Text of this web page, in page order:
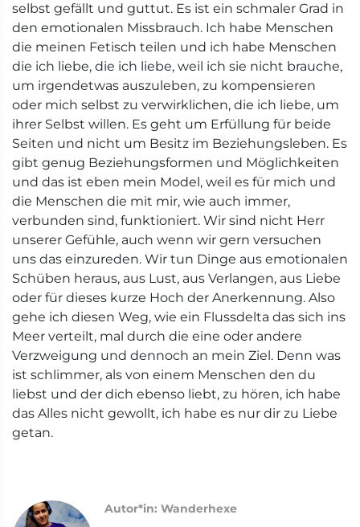
selbst gefällt und guttut. Es ist ein schmaler Grad in
den emotionalen Missbrauch. Ich habe Menschen
die meinen Fetisch teilen und ich habe Menschen
die ich liebe, die ich liebe, weil ich sie nicht brauche,
um irgendetwas auszuleben, zu kompensieren
oder mich selbst zu verwirklichen, die ich liebe, um
ihrer Selbst willen. Es geht um Erfüllung für beide
Seiten und nicht um Besitz im Beziehungsleben. Es
gibt genug Beziehungsformen und Möglichkeiten
und das ist eben mein Model, weil es für mich und
die Menschen die mit mir, wie auch immer,
verbunden sind, funktioniert. Wir sind nicht Herr
unserer Gefühle, auch wenn wir gern versuchen
uns das einzureden. Wir tun Dinge aus emotionalen
Schüben heraus, aus Lust, aus Verlangen, aus Liebe
oder für dieses kurze Hoch der Anerkennung. Also
gehe ich diesen Weg, wie ein Flussdelta das sich ins
Meer verteilt, mal durch die eine oder andere
Verzweigung und dennoch an mein Ziel. Denn was
ist schlimmer, als von einem Menschen den du
liebst und der dich ebenso liebt, zu hören, ich habe
das Alles nicht gewollt, ich habe es nur dir zu Liebe
getan.
Autor*in: Wanderhexe